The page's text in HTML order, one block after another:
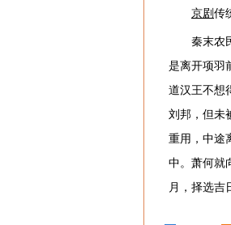
京剧 传
秦末农
是离开项羽
道汉王不想
刘邦，但未
重用，中途
中。萧何就
月，择选吉